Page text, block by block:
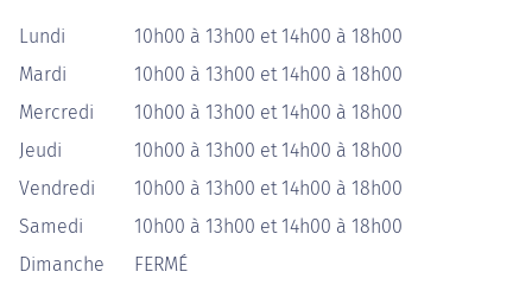
Lundi
10h00 à 13h00 et 14h00 à 18h00
Mardi
10h00 à 13h00 et 14h00 à 18h00
Mercredi
10h00 à 13h00 et 14h00 à 18h00
Jeudi
10h00 à 13h00 et 14h00 à 18h00
Vendredi
10h00 à 13h00 et 14h00 à 18h00
Samedi
10h00 à 13h00 et 14h00 à 18h00
Dimanche
FERMÉ